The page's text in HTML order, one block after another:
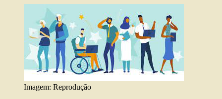
Imagem: Reprodução